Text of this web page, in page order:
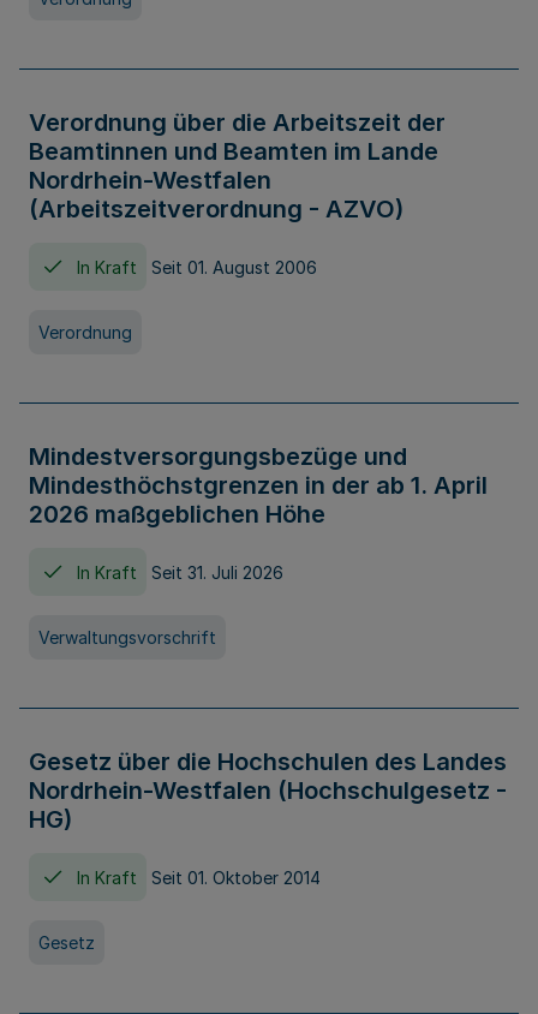
Verordnung über die Arbeitszeit der
Beamtinnen und Beamten im Lande
Nordrhein-Westfalen
(Arbeitszeitverordnung - AZVO)
In Kraft Seit 01. August 2006
Verordnung
Mindestversorgungsbezüge und
Mindesthöchstgrenzen in der ab 1. April
2026 maßgeblichen Höhe
In Kraft Seit 31. Juli 2026
Verwaltungsvorschrift
Gesetz über die Hochschulen des Landes
Nordrhein-Westfalen (Hochschulgesetz -
HG)
In Kraft Seit 01. Oktober 2014
Gesetz